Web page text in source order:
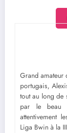
Grand amateur
portugais,
tout au long de
par le beau
attentivement
Liga Bwin à la